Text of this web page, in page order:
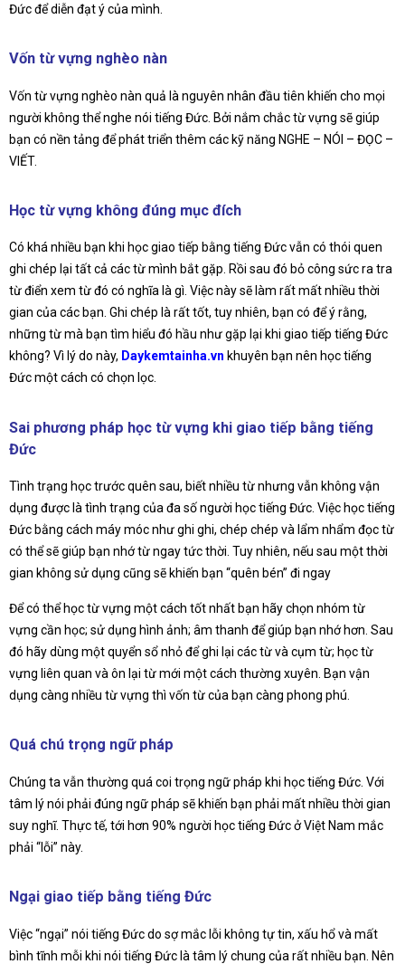
Đức để diễn đạt ý của mình.
Vốn từ vựng nghèo nàn
Vốn từ vựng nghèo nàn quả là nguyên nhân đầu tiên khiến cho mọi
người không thể nghe nói tiếng Đức. Bởi nắm chắc từ vựng sẽ giúp
bạn có nền tảng để phát triển thêm các kỹ năng NGHE – NÓI – ĐỌC –
VIẾT.
Học từ vựng không đúng mục đích
Có khá nhiều bạn khi học giao tiếp bằng tiếng Đức vẫn có thói quen
ghi chép lại tất cả các từ mình bắt gặp. Rồi sau đó bỏ công sức ra tra
từ điển xem từ đó có nghĩa là gì. Việc này sẽ làm rất mất nhiều thời
gian của các bạn. Ghi chép là rất tốt, tuy nhiên, bạn có để ý rằng,
những từ mà bạn tìm hiểu đó hầu như gặp lại khi giao tiếp tiếng Đức
không? Vì lý do này, Daykemtainha.vn khuyên bạn nên học tiếng
Đức một cách có chọn lọc.
Sai phương pháp học từ vựng khi giao tiếp bằng tiếng
Đức
Tình trạng học trước quên sau, biết nhiều từ nhưng vẫn không vận
dụng được là tình trạng của đa số người học tiếng Đức. Việc học tiếng
Đức bằng cách máy móc như ghi ghi, chép chép và lẩm nhẩm đọc từ
có thể sẽ giúp bạn nhớ từ ngay tức thời. Tuy nhiên, nếu sau một thời
gian không sử dụng cũng sẽ khiến bạn “quên bén” đi ngay
Để có thể học từ vựng một cách tốt nhất bạn hãy chọn nhóm từ
vựng cần học; sử dụng hình ảnh; âm thanh để giúp bạn nhớ hơn. Sau
đó hãy dùng một quyển sổ nhỏ để ghi lại các từ và cụm từ; học từ
vựng liên quan và ôn lại từ mới một cách thường xuyên. Bạn vận
dụng càng nhiều từ vựng thì vốn từ của bạn càng phong phú.
Quá chú trọng ngữ pháp
Chúng ta vẫn thường quá coi trọng ngữ pháp khi học tiếng Đức. Với
tâm lý nói phải đúng ngữ pháp sẽ khiến bạn phải mất nhiều thời gian
suy nghĩ. Thực tế, tới hơn 90% người học tiếng Đức ở Việt Nam mắc
phải “lỗi” này.
Ngại giao tiếp bằng tiếng Đức
Việc “ngại” nói tiếng Đức do sợ mắc lỗi không tự tin, xấu hổ và mất
bình tĩnh mỗi khi nói tiếng Đức là tâm lý chung của rất nhiều bạn. Nên